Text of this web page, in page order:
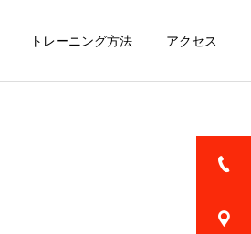
トレーニング方法 アクセス